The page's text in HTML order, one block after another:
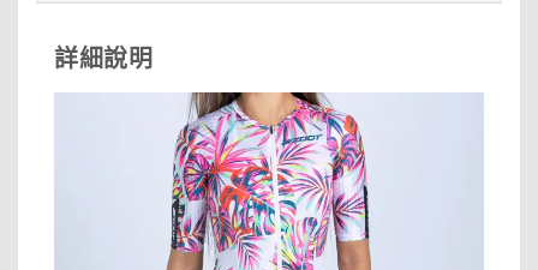
詳細說明